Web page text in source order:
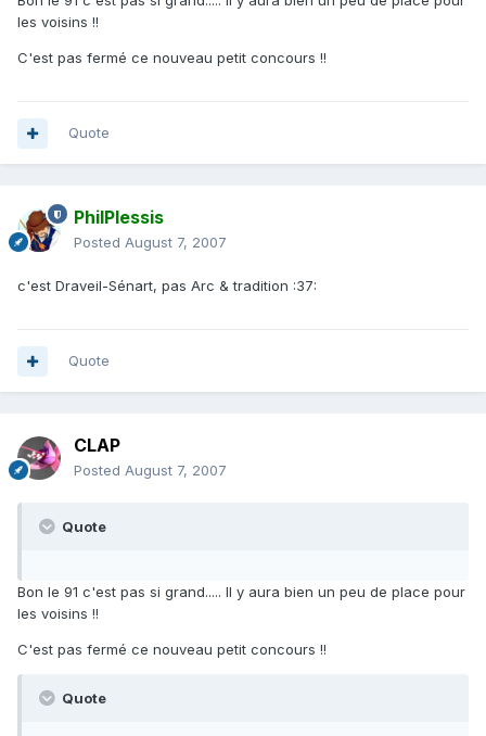
les voisins !!
C'est pas fermé ce nouveau petit concours !!
Quote
PhilPlessis
Posted August 7, 2007
c'est Draveil-Sénart, pas Arc & tradition :37:
Quote
CLAP
Posted August 7, 2007
Quote
Bon le 91 c'est pas si grand..... Il y aura bien un peu de place pour
les voisins !!
C'est pas fermé ce nouveau petit concours !!
Quote